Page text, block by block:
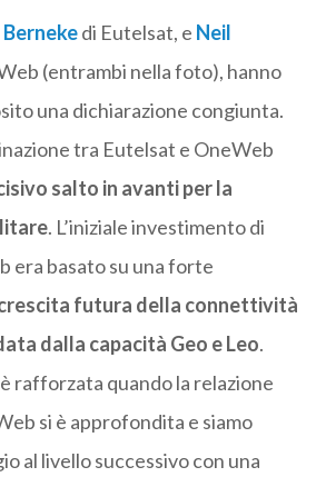
Bernekedi Eutelsat, e Neil
(entrambi nella foto), hanno
una dichiarazione congiunta.
tra Eutelsat e OneWeb
salto in avanti per la
. L’iniziale investimento di
era basato su una forte
futura della connettività
dalla capacità Geo e Leo.
rafforzata quando la relazione
si è approfondita e siamo
al livello successivo con una